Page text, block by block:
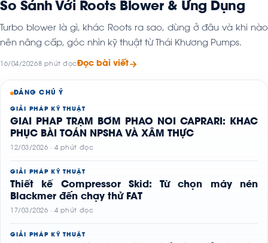
So Sánh Với Roots Blower & Ứng Dụng
Turbo blower là gì, khác Roots ra sao, dùng ở đâu và khi nào
nên nâng cấp, góc nhìn kỹ thuật từ Thái Khương Pumps.
16/04/20268 phút đọcĐọc bài viết
ĐÁNG CHÚ Ý
GIẢI PHÁP KỸ THUẬT
GIẢI PHÁP TRẠM BƠM PHAO NỔI CAPRARI: KHẮC
PHỤC BÀI TOÁN NPSHA VÀ XÂM THỰC
12/03/2026 · 4 phút đọc
GIẢI PHÁP KỸ THUẬT
Thiết kế Compressor Skid: Từ chọn máy nén
Blackmer đến chạy thử FAT
17/03/2026 · 4 phút đọc
GIẢI PHÁP KỸ THUẬT